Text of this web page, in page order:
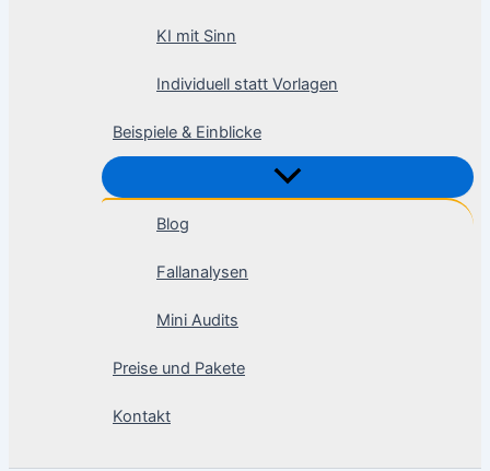
KI mit Sinn
Individuell statt Vorlagen
Beispiele & Einblicke
Blog
Fallanalysen
Mini Audits
Preise und Pakete
Kontakt